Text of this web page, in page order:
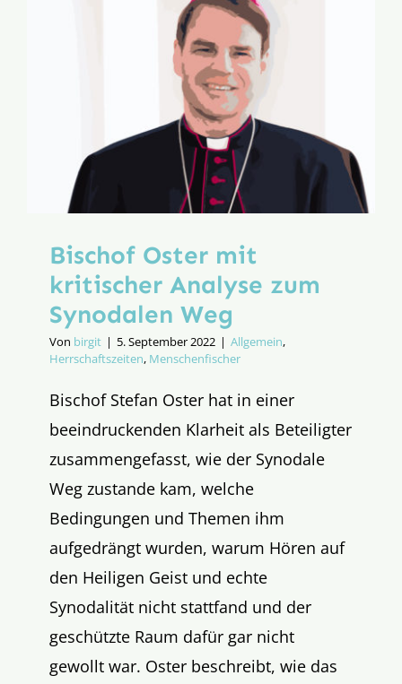
Bischof Oster mit
kritischer Analyse zum
Synodalen Weg
Von birgit | 5. September 2022 | Allgemein,
Herrschaftszeiten, Menschenfischer
Bischof Stefan Oster hat in einer
beeindruckenden Klarheit als Beteiligter
zusammengefasst, wie der Synodale
Weg zustande kam, welche
Bedingungen und Themen ihm
aufgedrängt wurden, warum Hören auf
den Heiligen Geist und echte
Synodalität nicht stattfand und der
geschützte Raum dafür gar nicht
gewollt war. Oster beschreibt, wie das